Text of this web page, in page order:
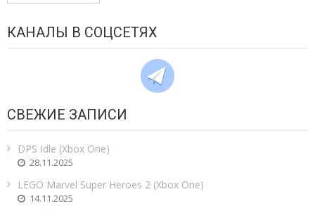
КАНАЛЫ В СОЦСЕТЯХ
СВЕЖИЕ ЗАПИСИ
DPS Idle (Xbox One)
28.11.2025
LEGO Marvel Super Heroes 2 (Xbox One)
14.11.2025